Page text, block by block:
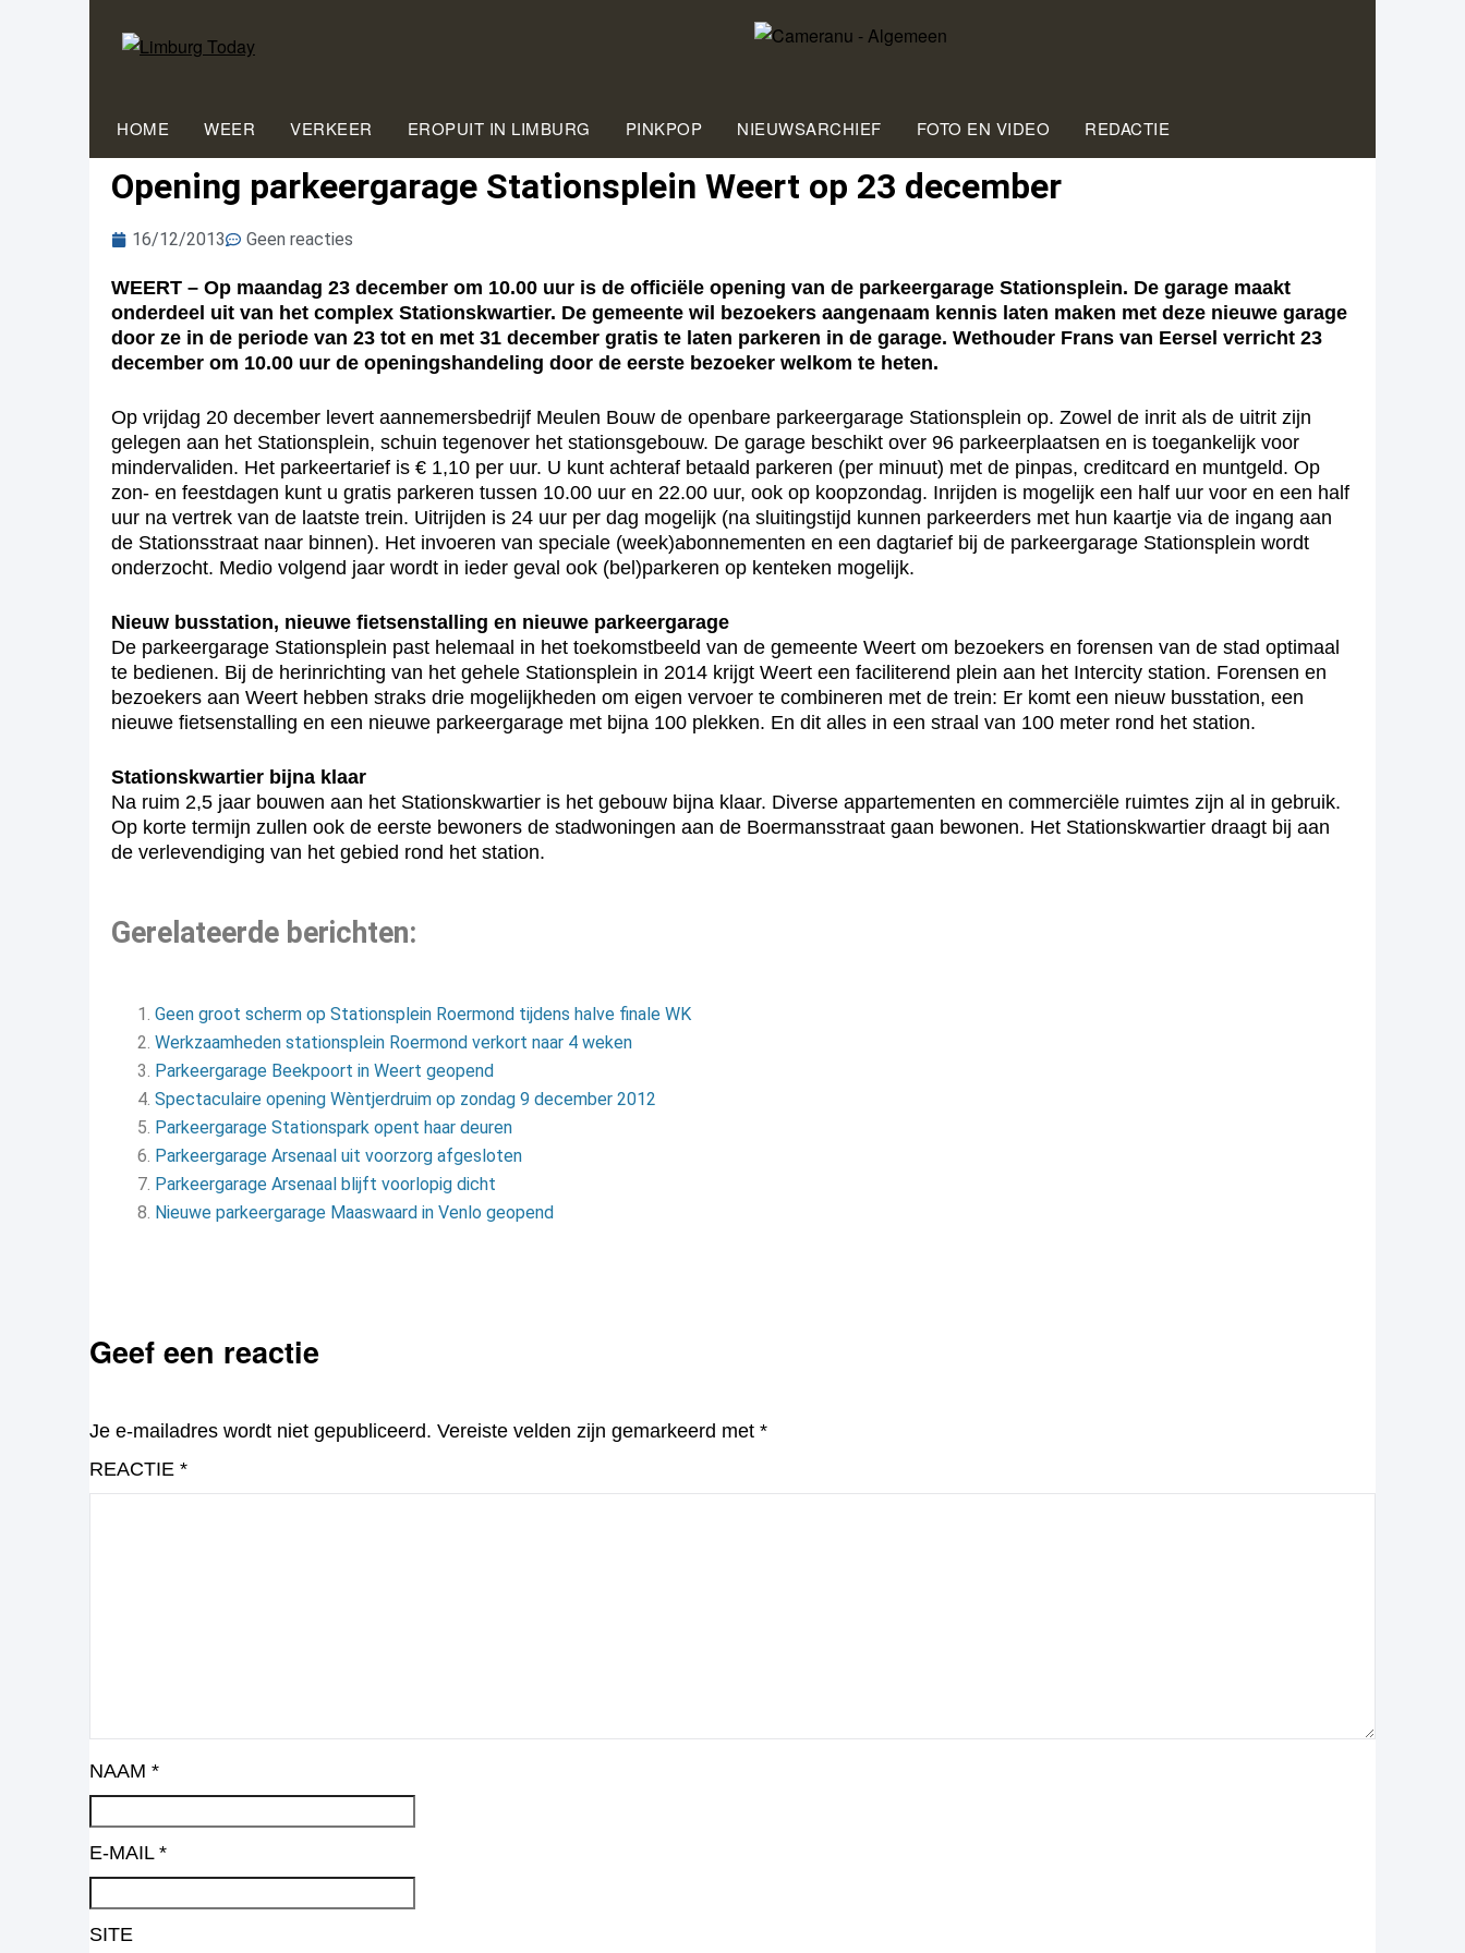
HOME WEER VERKEER EROPUIT IN LIMBURG PINKPOP NIEUWSARCHIEF FOTO EN VIDEO REDACTIE
Opening parkeergarage Stationsplein Weert op 23 december
16/12/2013 Geen reacties
WEERT – Op maandag 23 december om 10.00 uur is de officiële opening van de parkeergarage Stationsplein. De garage maakt
onderdeel uit van het complex Stationskwartier. De gemeente wil bezoekers aangenaam kennis laten maken met deze nieuwe garage
door ze in de periode van 23 tot en met 31 december gratis te laten parkeren in de garage. Wethouder Frans van Eersel verricht 23
december om 10.00 uur de openingshandeling door de eerste bezoeker welkom te heten.
Op vrijdag 20 december levert aannemersbedrijf Meulen Bouw de openbare parkeergarage Stationsplein op. Zowel de inrit als de uitrit zijn
gelegen aan het Stationsplein, schuin tegenover het stationsgebouw. De garage beschikt over 96 parkeerplaatsen en is toegankelijk voor
mindervaliden. Het parkeertarief is € 1,10 per uur. U kunt achteraf betaald parkeren (per minuut) met de pinpas, creditcard en muntgeld. Op
zon- en feestdagen kunt u gratis parkeren tussen 10.00 uur en 22.00 uur, ook op koopzondag. Inrijden is mogelijk een half uur voor en een half
uur na vertrek van de laatste trein. Uitrijden is 24 uur per dag mogelijk (na sluitingstijd kunnen parkeerders met hun kaartje via de ingang aan
de Stationsstraat naar binnen). Het invoeren van speciale (week)abonnementen en een dagtarief bij de parkeergarage Stationsplein wordt
onderzocht. Medio volgend jaar wordt in ieder geval ook (bel)parkeren op kenteken mogelijk.
Nieuw busstation, nieuwe fietsenstalling en nieuwe parkeergarage
De parkeergarage Stationsplein past helemaal in het toekomstbeeld van de gemeente Weert om bezoekers en forensen van de stad optimaal
te bedienen. Bij de herinrichting van het gehele Stationsplein in 2014 krijgt Weert een faciliterend plein aan het Intercity station. Forensen en
bezoekers aan Weert hebben straks drie mogelijkheden om eigen vervoer te combineren met de trein: Er komt een nieuw busstation, een
nieuwe fietsenstalling en een nieuwe parkeergarage met bijna 100 plekken. En dit alles in een straal van 100 meter rond het station.
Stationskwartier bijna klaar
Na ruim 2,5 jaar bouwen aan het Stationskwartier is het gebouw bijna klaar. Diverse appartementen en commerciële ruimtes zijn al in gebruik.
Op korte termijn zullen ook de eerste bewoners de stadwoningen aan de Boermansstraat gaan bewonen. Het Stationskwartier draagt bij aan
de verlevendiging van het gebied rond het station.
Gerelateerde berichten:
Geen groot scherm op Stationsplein Roermond tijdens halve finale WK
Werkzaamheden stationsplein Roermond verkort naar 4 weken
Parkeergarage Beekpoort in Weert geopend
Spectaculaire opening Wèntjerdruim op zondag 9 december 2012
Parkeergarage Stationspark opent haar deuren
Parkeergarage Arsenaal uit voorzorg afgesloten
Parkeergarage Arsenaal blijft voorlopig dicht
Nieuwe parkeergarage Maaswaard in Venlo geopend
Geef een reactie
Je e-mailadres wordt niet gepubliceerd. Vereiste velden zijn gemarkeerd met *
REACTIE *
NAAM *
E-MAIL *
SITE